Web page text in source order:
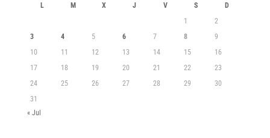
L M X J V S
D
1
2
3
4 5 6 7 8
9
10
11 12 13 14 15
16
17
18 19 20 21 22
23
24
25 26 27 28 29
30
31
« Jul